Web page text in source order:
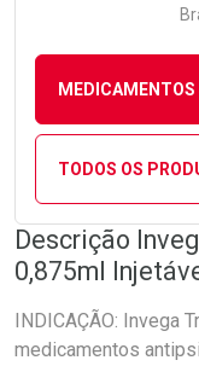
MEDICAMENTOS
TODOS OS
Descrição
0,875ml
INDICAÇÃO: Invega
medicamentos